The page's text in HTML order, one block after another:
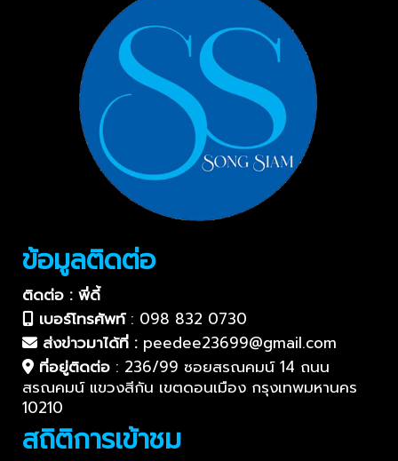
ข้อมูลติดต่อ
ติดต่อ : พี่ดี้
เบอร์โทรศัพท์: 098 832 0730
ส่งข่าวมาได้ที่ : peedee23699@gmail.com
ที่อยู่ติดต่อ : 236/99 ซอยสรณคมน์ 14 ถนน
สรณคมน์ แขวงสีกัน เขตดอนเมือง กรุงเทพมหานคร
10210
สถิติการเข้าชม